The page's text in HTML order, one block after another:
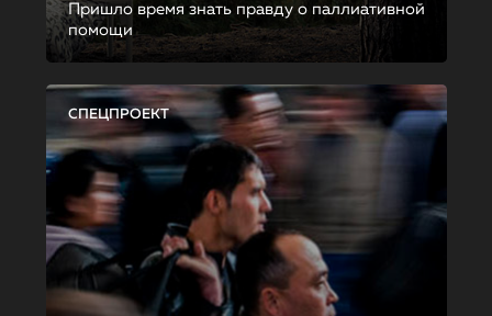
Пришло время знать правду о паллиативной
помощи
СПЕЦПРОЕКТ